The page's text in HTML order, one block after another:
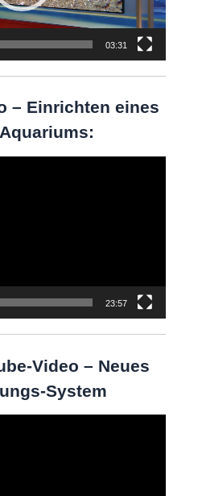
03:31
– Einrichten eines
23:57
Video – Neues
System